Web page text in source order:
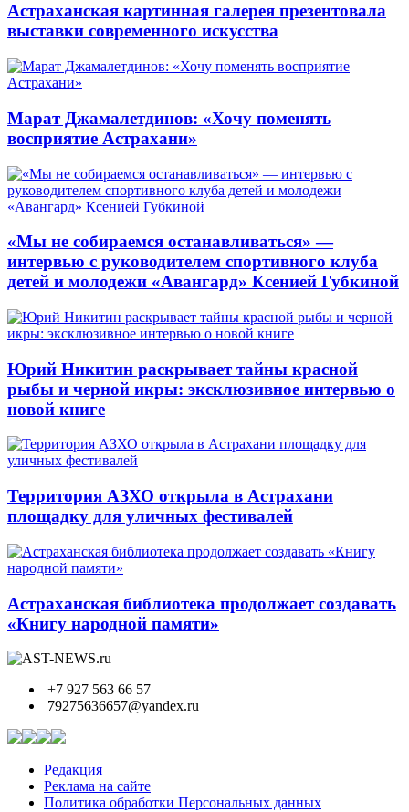
Астраханская картинная галерея презентовала
выставки современного искусства
Марат Джамалетдинов: «Хочу поменять
восприятие Астрахани»
«Мы не собираемся останавливаться» —
интервью с руководителем спортивного клуба
детей и молодежи «Авангард» Ксенией Губкиной
Юрий Никитин раскрывает тайны красной
рыбы и черной икры: эксклюзивное интервью о
новой книге
Территория АЗХО открыла в Астрахани
площадку для уличных фестивалей
Астраханская библиотека продолжает создавать
«Книгу народной памяти»
+7 927 563 66 57
79275636657@yandex.ru
Редакция
Реклама на сайте
Политика обработки Персональных данных